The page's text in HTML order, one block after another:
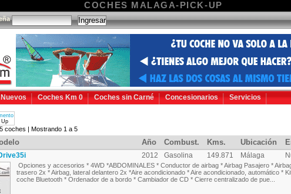
COCHES MALAGA-PICK-UP
Coches Km 0 Coches sin Carné Concesionarios Servicios
Up
coches | Mostrando 1 a 5
Año Combust. Kms. Ubicación
2012 Gasolina 149.871 Málaga
Opciones y accesorios * 4WD *ABDOMINALES * Conductor de airbag * Airbag Pasajero *
trasero 2x * Airbag, lateral delantero 2x *Aire acondicionado * Aire acondicionado, automático *
coche Bluetooth * Ordenador de a bordo * Cambiador de CD * Cierre centralizado de pue...